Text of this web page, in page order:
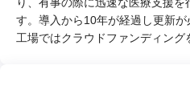
す。導入から10年が経過し更新
工場ではクラウドファンディング